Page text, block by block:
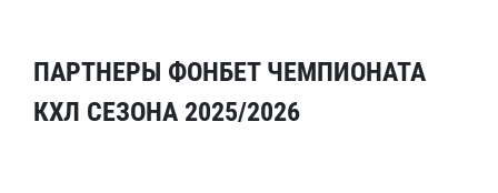
ПАРТНЕРЫ ФОНБЕТ ЧЕМПИОНАТА
КХЛ СЕЗОНА 2025/2026